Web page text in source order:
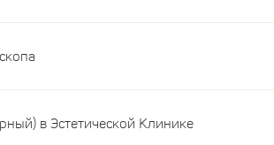
в Эстетической Клинике